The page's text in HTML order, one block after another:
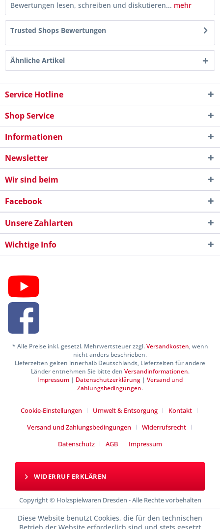
Bewertungen lesen, schreiben und diskutieren... mehr
Trusted Shops Bewertungen
Ähnliche Artikel
Service Hotline
Shop Service
Informationen
Newsletter
Wir sind beim
Facebook
Unsere Zahlarten
Wichtige Info
* Alle Preise inkl. gesetzl. Mehrwertsteuer zzgl.Versandkosten, wenn
nicht anders beschrieben.
Lieferzeiten gelten innerhalb Deutschlands, Lieferzeiten für andere
Länder entnehmen Sie bitte den Versandinformationen.
Impressum | Datenschutzerklärung | Versand und
Zahlungsbedingungen.
Cookie-Einstellungen Umwelt & Entsorgung
Kontakt
Versand und Zahlungsbedingungen
Widerrufsrecht
Datenschutz
AGB Impressum
WIDERRUF ERKLÄREN
Copyright © Holzspielwaren Dresden - Alle Rechte vorbehalten
Diese Website benutzt Cookies, die für den technischen